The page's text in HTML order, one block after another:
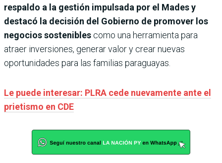
respaldo a la gestión impulsada por el Mades y
destacó la decisión del Gobierno de promover los
negocios sostenibles como una herramienta para
atraer inversiones, generar valor y crear nuevas
oportunidades para las familias paraguayas.
Le puede interesar: PLRA cede nuevamente ante el
prietismo en CDE